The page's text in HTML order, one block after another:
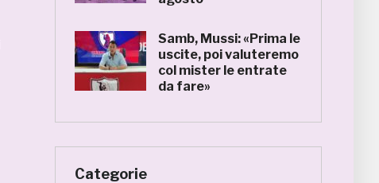
Samb, Mussi: «Prima le
uscite, poi valuteremo
col mister le entrate
da fare»
Categorie